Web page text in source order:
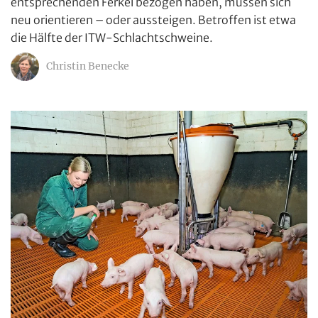
neu orientieren – oder aussteigen. Betroffen ist etwa
die Hälfte der ITW-Schlachtschweine.
Christin Benecke